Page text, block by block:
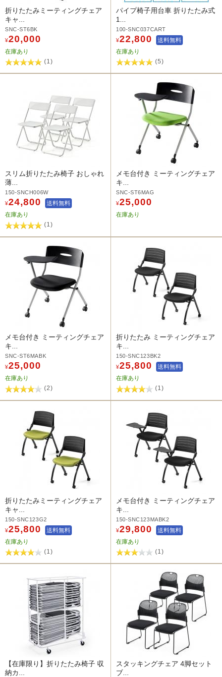
折りたたみミーティングチェア
キャ...
SNC-ST6BK
¥20,000
在庫あり
(1)
パイプ椅子用台車 折りたたみ式
1...
100-SNC037CART
¥22,800
送料無料
在庫あり
(5)
スリム折りたたみ椅子 おしゃれ
薄...
150-SNCH006W
¥24,800
送料無料
在庫あり
(1)
メモ台付き ミーティングチェア
キ...
SNC-ST6MAG
¥25,000
在庫あり
メモ台付き ミーティングチェア
キ...
SNC-ST6MABK
¥25,000
在庫あり
(2)
折りたたみ ミーティングチェア
キ...
150-SNC123BK2
¥25,800
送料無料
在庫あり
(1)
折りたたみミーティングチェア
キャ...
150-SNC123G2
¥25,800
送料無料
在庫あり
(1)
メモ台付き ミーティングチェア
キ...
150-SNC123MABK2
¥29,800
送料無料
在庫あり
(1)
【在庫限り】折りたたみ椅子 収
納カ...
スタッキングチェア 4脚セット
ブ...